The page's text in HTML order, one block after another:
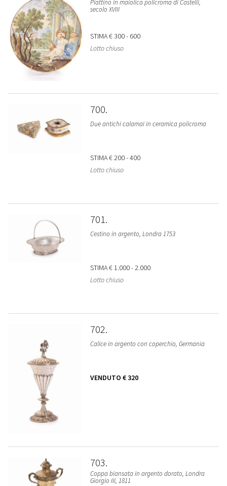
Piattino in maiolica policroma di Castelli,
secolo XVIII
STIMA€ 300 - 600
Lotto chiuso
700
Due antichi calamai in ceramica policroma
STIMA€ 200 - 400
Lotto chiuso
701
Cestino in argento, Londra 1753
STIMA€ 1.000 - 2.000
Lotto chiuso
702
Calice in argento con coperchio, Germania
VENDUTO € 320
703
Coppa biansata in argento dorato, Londra
Giorgio III, 1811